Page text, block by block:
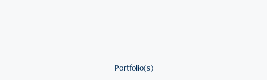
Portfolio(s)